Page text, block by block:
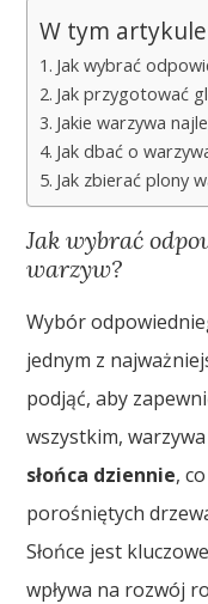
W tym
Jak wybrać
Jak przygotować
Jakie warzywa
Jak dbać o
Jak zbierać plony
Jak wybrać
warzyw?
Wybór
jednym z
podjąć, aby
wszystkim,
słońca dziennie,
porośniętych
Słońce jest
wpływa na rozwój